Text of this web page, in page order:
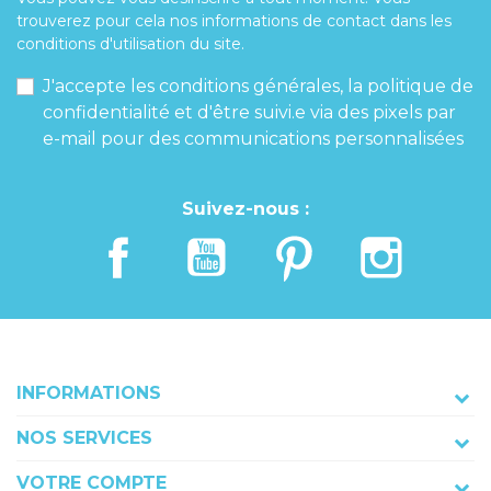
trouverez pour cela nos informations de contact dans les
conditions d'utilisation du site.
J'accepte les conditions générales, la politique de
confidentialité et d'être suivi.e via des pixels par
e-mail pour des communications personnalisées
Suivez-nous :
INFORMATIONS
NOS SERVICES
VOTRE COMPTE